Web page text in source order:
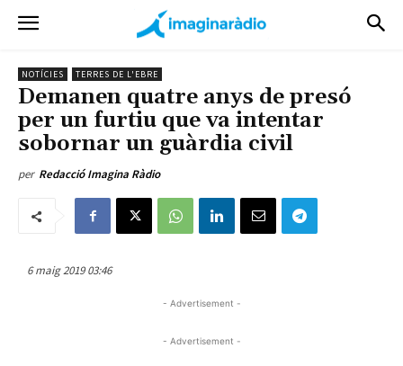
NOTÍCIES TERRES DE L'EBRE
Demanen quatre anys de presó
per un furtiu que va intentar
sobornar un guàrdia civil
per Redacció Imagina Ràdio
6 maig 2019 03:46
- Advertisement -
- Advertisement -